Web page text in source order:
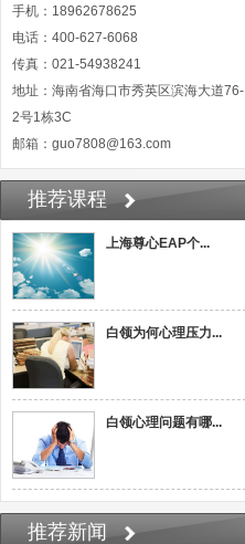
手机：18962678625
电话：400-627-6068
传真：021-54938241
地址：海南省海口市秀英区滨海大道76-
2号1栋3C
邮箱：guo7808@163.com
推荐课程
上海尊心EAP个...
白领为何心理压力...
白领心理问题有哪...
推荐新闻